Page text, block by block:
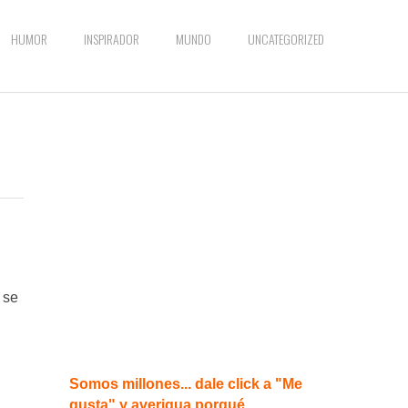
HUMOR INSPIRADOR MUNDO UNCATEGORIZED
se
Somos millones... dale click a "Me
gusta" y averigua porqué